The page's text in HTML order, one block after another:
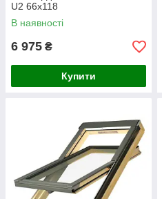
U2 66х118
В наявності
6 975 ₴
Купити